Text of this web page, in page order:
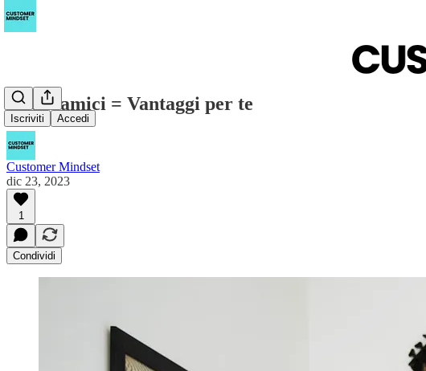
Iscriviti Accedi
Nuovi amici = Vantaggi per te
Customer Mindset
dic 23, 2023
1
Condividi